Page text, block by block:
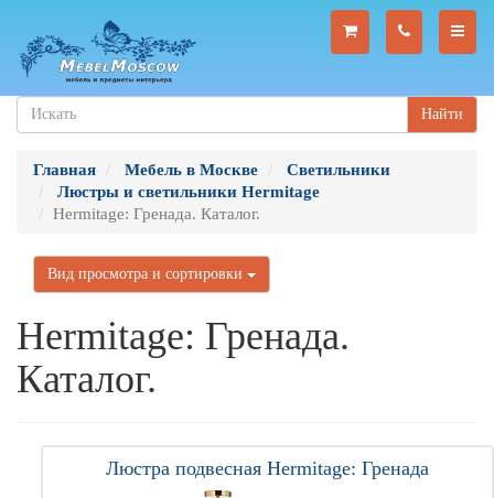
Найти
Главная Мебель в Москве
Светильники
Люстры и светильники Hermitage
Hermitage: Гренада. Каталог.
Вид просмотра и сортировки
Hermitage: Гренада.
Каталог.
Люстра подвесная Hermitage: Гренада